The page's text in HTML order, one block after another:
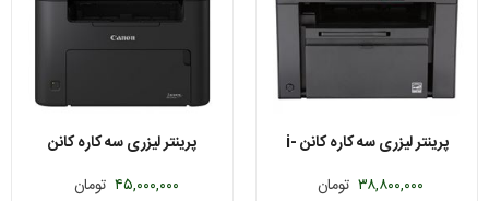
پرینتر لیزری سه کاره کانن i-
SENSYS MF3010
۳۸,۸۰۰,۰۰۰ تومان
پرینتر لیزری سه کاره کانن
MF272dw۴۵,۰۰۰,۰۰۰ تومان